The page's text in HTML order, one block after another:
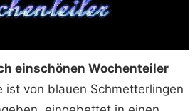
einschönen Wochenteiler
ist von blauen Schmetterlingen